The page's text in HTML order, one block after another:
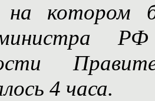
на котором
министра
4 часа.